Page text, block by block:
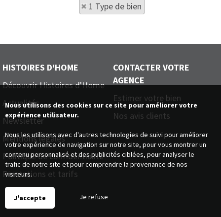
1 Type de bien
HISTOIRES D'HOME
Découvrir Histoires d'Home
Actualités
Newsletter
Mentions légales
Politique de confidentialité
Prestations et tarifs
CONTACTER VOTRE
AGENCE
Estimer votre bien
Nos avis clients
Nous utilisons des cookies sur ce site pour améliorer votre
expérience utilisateur.
Nous les utilisons avec d'autres technologies de suivi pour améliorer
votre expérience de navigation sur notre site, pour vous montrer un
contenu personnalisé et des publicités ciblées, pour analyser le
trafic de notre site et pour comprendre la provenance de nos
visiteurs.
J'accepte Je refuse